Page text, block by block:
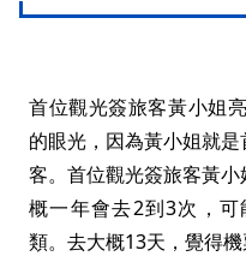
首位觀光簽旅客黃小姐
的眼光，因為黃小姐就
客。首位觀光簽旅客黃
概一年會去2到3次，
類。去大概13天，覺得機